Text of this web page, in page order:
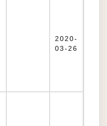
2020-
03-26